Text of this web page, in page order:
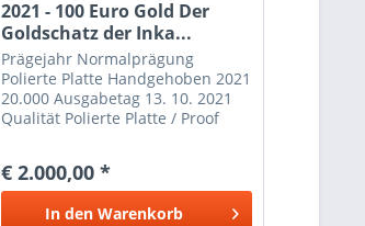
2021 - 100 Euro Gold Der
Goldschatz der Inka...
Prägejahr Normalprägung
Polierte Platte Handgehoben 2021
20.000 Ausgabetag 13. 10. 2021
Qualität Polierte Platte / Proof
30,00 mm Legierung Gold Au 986
Feingewicht 0,50 oz...
€ 2.000,00 *
In den Warenkorb